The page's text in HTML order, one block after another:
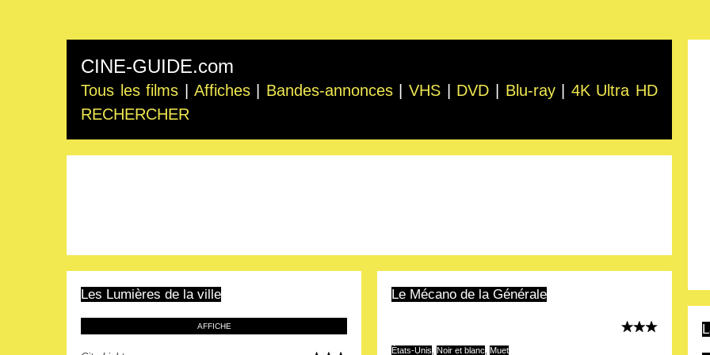
CINE-GUIDE.com
Tous les films Affiches Bandes-annonces VHS DVD Blu-ray
4K Ultra HD
RECHERCHER
Les Lumières de la ville
AFFICHE
Le Mécano de la Générale
États-Unis Noir et blanc Muet